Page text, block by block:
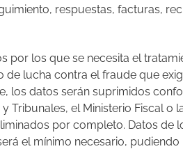
respuestas, facturas,
los que se necesita el
lucha contra el fraude que
los datos serán suprimidos
el Ministerio Fiscal o
por completo. Datos de
el mínimo necesario, pudiendo